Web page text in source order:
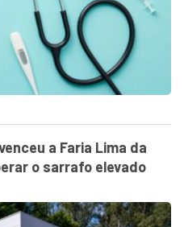
a Faria Lima da
o sarrafo elevado